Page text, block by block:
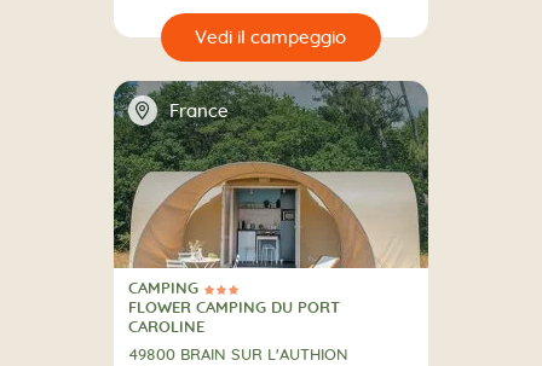
📍 France
3 Stelle
CAMPING
CAMPING
FLOWER CAMPING DU PORT
CAROLINE
49800 BRAIN SUR L'AUTHION